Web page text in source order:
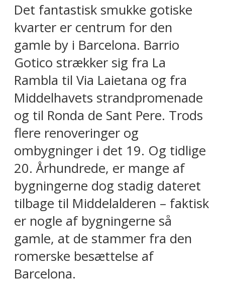
Det fantastisk smukke gotiske
kvarter er centrum for den
gamle by i Barcelona. Barrio
Gotico strækker sig fra La
Rambla til Via Laietana og fra
Middelhavets strandpromenade
og til Ronda de Sant Pere. Trods
flere renoveringer og
ombygninger i det 19. Og tidlige
20. Århundrede, er mange af
bygningerne dog stadig dateret
tilbage til Middelalderen – faktisk
er nogle af bygningerne så
gamle, at de stammer fra den
romerske besættelse af
Barcelona.